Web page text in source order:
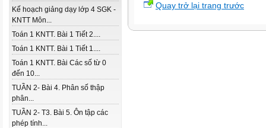
Kế hoạch giảng dạy lớp 4 SGK -
KNTT Môn...
Toán 1 KNTT. Bài 1 Tiết 2....
Toán 1 KNTT. Bài 1 Tiết 1....
Toán 1 KNTT. Bài Các số từ 0
đến 10...
TUẦN 2- Bài 4. Phân số thập
phân...
TUẦN 2- T3. Bài 5. Ôn tập các
phép tính...
Quay trở lại trang trước